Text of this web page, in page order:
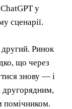
у
сценарії.
Ринок
що через
знову — і
другорядним,
помічником.